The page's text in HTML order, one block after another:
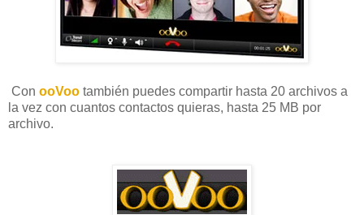
Con ooVoo también puedes compartir hasta 20 archivos a
la vez con cuantos contactos quieras, hasta 25 MB por
archivo.